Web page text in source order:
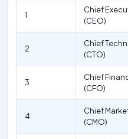
1
Chief
(CEO)
2
Chief
(CTO)
3
Chief
(CFO)
4
Chief
(CMO)